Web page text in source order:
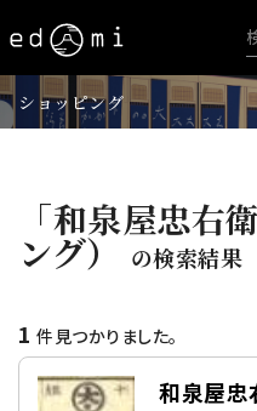
ショッピング
「和泉屋忠右
ング） の検索結果
1 件見つかりました。
和泉屋忠